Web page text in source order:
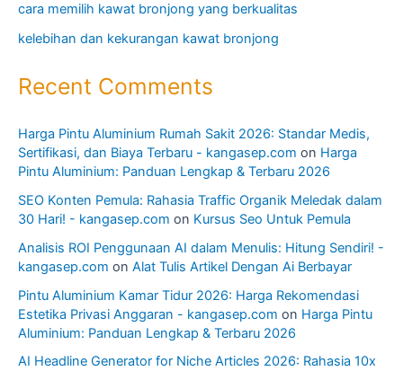
cara memilih kawat bronjong yang berkualitas
kelebihan dan kekurangan kawat bronjong
Recent Comments
Harga Pintu Aluminium Rumah Sakit 2026: Standar Medis,
Sertifikasi, dan Biaya Terbaru - kangasep.com on Harga
Pintu Aluminium: Panduan Lengkap & Terbaru 2026
SEO Konten Pemula: Rahasia Traffic Organik Meledak dalam
30 Hari! - kangasep.com on Kursus Seo Untuk Pemula
Analisis ROI Penggunaan AI dalam Menulis: Hitung Sendiri! -
kangasep.com on Alat Tulis Artikel Dengan Ai Berbayar
Pintu Aluminium Kamar Tidur 2026: Harga Rekomendasi
Estetika Privasi Anggaran - kangasep.com on Harga Pintu
Aluminium: Panduan Lengkap & Terbaru 2026
AI Headline Generator for Niche Articles 2026: Rahasia 10x